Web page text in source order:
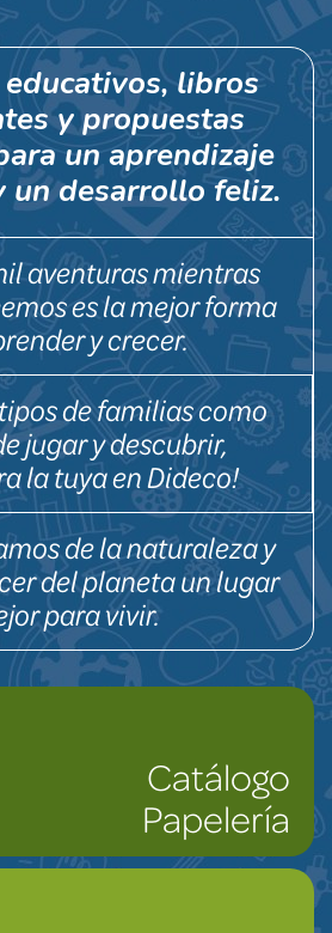
libros
y propuestas
un aprendizaje
desarrollo feliz.
aventuras mientras
es la mejor forma
y crecer.
de familias como
jugar y descubrir,
la tuya en Dideco!
de la naturaleza y
del planeta un lugar
para vivir.
Catálogo
Papelería